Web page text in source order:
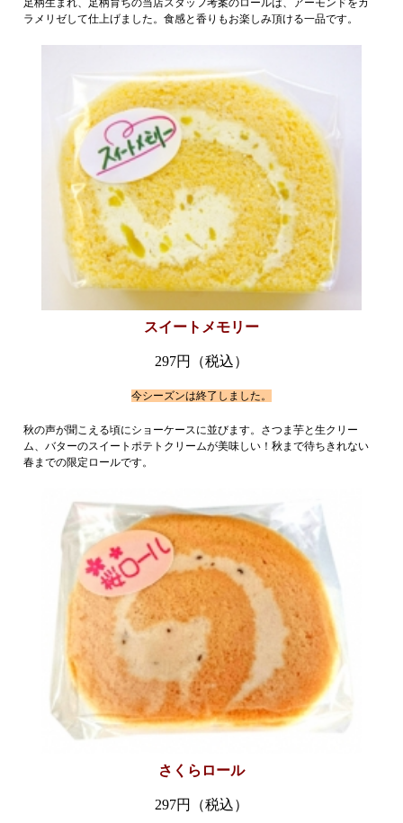
趣味・娯楽
足柄生まれ、足柄育ちの当店スタッフ考案のロールは、アーモンドをカ
ラメリゼして仕上げました。食感と香りもお楽しみ頂ける一品です。
スイートメモリー
297円（税込）
今シーズンは終了しました。
秋の声が聞こえる頃にショーケースに並びます。さつま芋と生クリー
ム、バターのスイートポテトクリームが美味しい！秋まで待ちきれない
春までの限定ロールです。
さくらロール
297円（税込）